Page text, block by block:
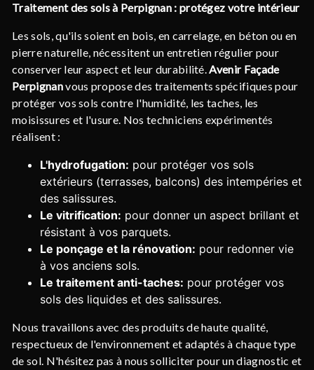
Traitement des sols à Perpignan : protégez votre intérieur
Les sols, qu'ils soient en bois, en carrelage, en béton ou en
pierre naturelle, nécessitent un entretien régulier pour
conserver leur aspect et leur durabilité.Avenir Façade
Perpignanvous propose des traitements spécifiques pour
protéger vos sols contre l'humidité, les taches, les
moisissures et l'usure. Nos techniciens expérimentés
réalisent :
L'hydrofugation: pour protéger vos sols
extérieurs (terrasses, balcons) des intempéries et
des salissures.
Le vitrification: pour donner un aspect brillant et
résistant à vos parquets.
Le ponçage et la rénovation: pour redonner vie
à vos anciens sols.
Le traitement anti-taches: pour protéger vos
sols des liquides et des salissures.
Nous travaillons avec des produits de haute qualité,
respectueux de l'environnement et adaptés à chaque type
de sol. N'hésitez pas à nous solliciter pour un diagnostic et